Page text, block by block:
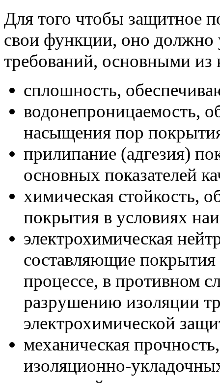
Для того чтобы защитное
свои функции, оно должно
требований, основными из
сплошность,
водонепроницаемость,
насыщения пор
прилипание (адгезия)
основных показателей
химическая стойкость,
покрытия в условиях
электрохимическая
составляющие покрытия
процессе, в противном
разрушению изоляции
электрохимической
механическая
изоляционно-